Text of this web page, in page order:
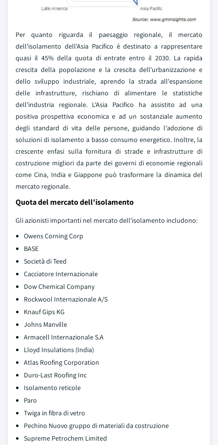
Per quanto riguarda il paesaggio regionale, il mercato
dell'isolamento dell'Asia Pacifico è destinato a rappresentare
quasi il 45% della quota di entrate entro il 2030. La rapida
crescita della popolazione e la crescita dell'urbanizzazione e
dello sviluppo industriale, aprendo la strada all'espansione
delle infrastrutture, rischiano di alimentare le statistiche
dell'industria regionale. L'Asia Pacifico ha assistito ad una
positiva prospettiva economica e ad un sostanziale aumento
degli standard di vita delle persone, guidando l'adozione di
soluzioni di isolamento a basso consumo energetico. Inoltre, la
crescente enfasi sulla fornitura di strade e infrastrutture di
costruzione migliori da parte dei governi di economie regionali
come Cina, India e Giappone può trasformare la dinamica del
mercato regionale.
Quota del mercato dell'isolamento
Gli azionisti importanti nel mercato dell'isolamento includono:
Owens Corning Corp
BASE
Società di Teed
Cacciatore Internazionale
Dow Chemical Company
Rockwool Internazionale A/S
Knauf Gips KG
Johns Manville
Armacell Internazionale S.A
Lloyd Insulations (India)
Atlas Roofing Corporation
Duro-Last Roofing Inc
Isolamento reticole
Paro
Twiga in fibra di vetro
Pechino Nuovo gruppo di materiali da costruzione
Supreme Petrochem Limited